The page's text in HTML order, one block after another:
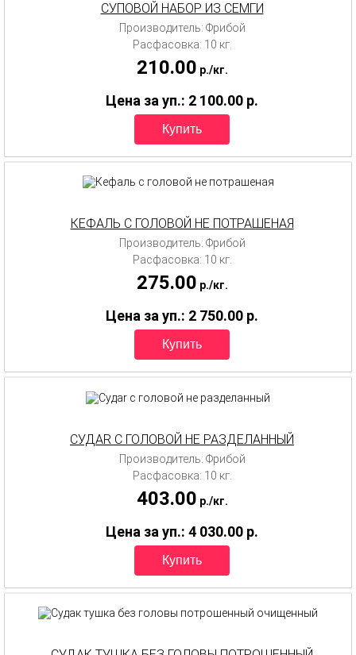
СУПОВОЙ НАБОР ИЗ СЕМГИ
Производитель: Фрибой
Расфасовка: 10 кг.
210.00 p./кг.
Цена за уп.: 2 100.00 p.
КЕФАЛЬ С ГОЛОВОЙ НЕ ПОТРАШЕНАЯ
Производитель: Фрибой
Расфасовка: 10 кг.
275.00 p./кг.
Цена за уп.: 2 750.00 p.
СУДАR C ГОЛОВОЙ НЕ РАЗДЕЛАННЫЙ
Производитель: Фрибой
Расфасовка: 10 кг.
403.00 p./кг.
Цена за уп.: 4 030.00 p.